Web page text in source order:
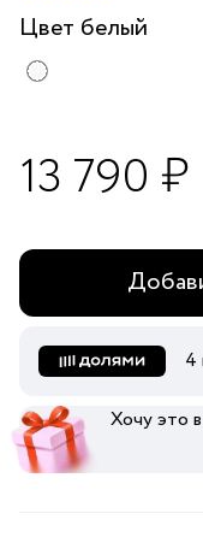
Цвет белый
13 790 ₽
4
Хочу это